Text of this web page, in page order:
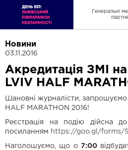
Генеральні
Новини
03.11.2016
Акредитація ЗМІ
LVIV HALF
Шановні журналісти, запрошуємо
HALF MARATHON 2016!
Реєстрація на подію дійсна
посиланням https://goo.gl/forms/
Наголошуємо, що о7:00